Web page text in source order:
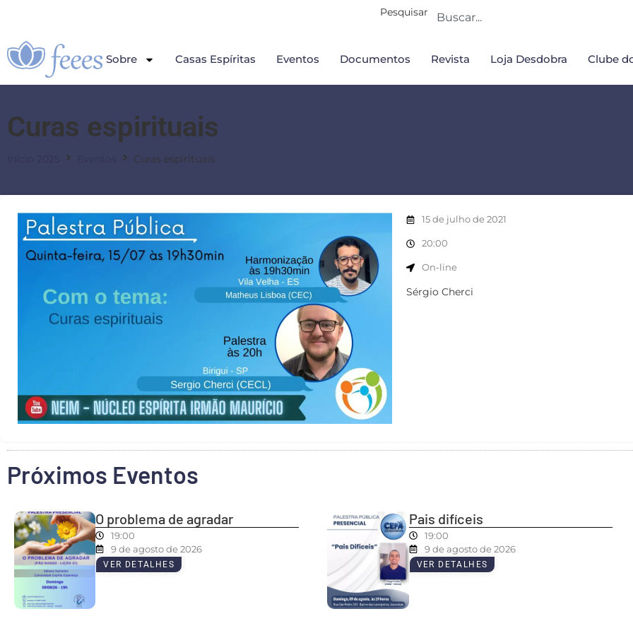
Pesquisar
Sobre Casas Espíritas Eventos Documentos Revista Loja Desdobra Clube
Curas espirituais
Curas espirituais
15 de julho de 2021
20:00
On-line
Sérgio Cherci
Próximos Eventos
O problema de agradar
19:00
9 de agosto de 2026
VER DETALHES
Pais difíceis
19:00
9 de agosto de 2026
VER DETALHES